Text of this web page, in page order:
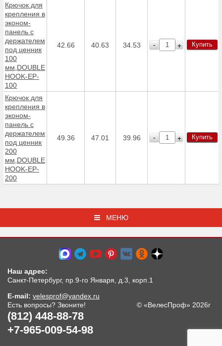
Крючок для
крепления в
эконом-
панель с
держателем
под ценник
100
мм,DOUBLE
HOOK-EP-
100
42.66 40.63 34.53 - + Купить
Крючок для
крепления в
эконом-
панель с
держателем
под ценник
200
мм,DOUBLE
HOOK-EP-
200
49.36 47.01 39.96 - + Купить
МЕНЮ
Наш адрес:
Санкт-Петербург, пр.9-го Января, д.3, корп.1
E-mail: velesprof@yandex.ru
Есть вопросы? Звоните!
(812) 448-88-78
+7-965-009-54-98
© «ВелесПроф» 2026г